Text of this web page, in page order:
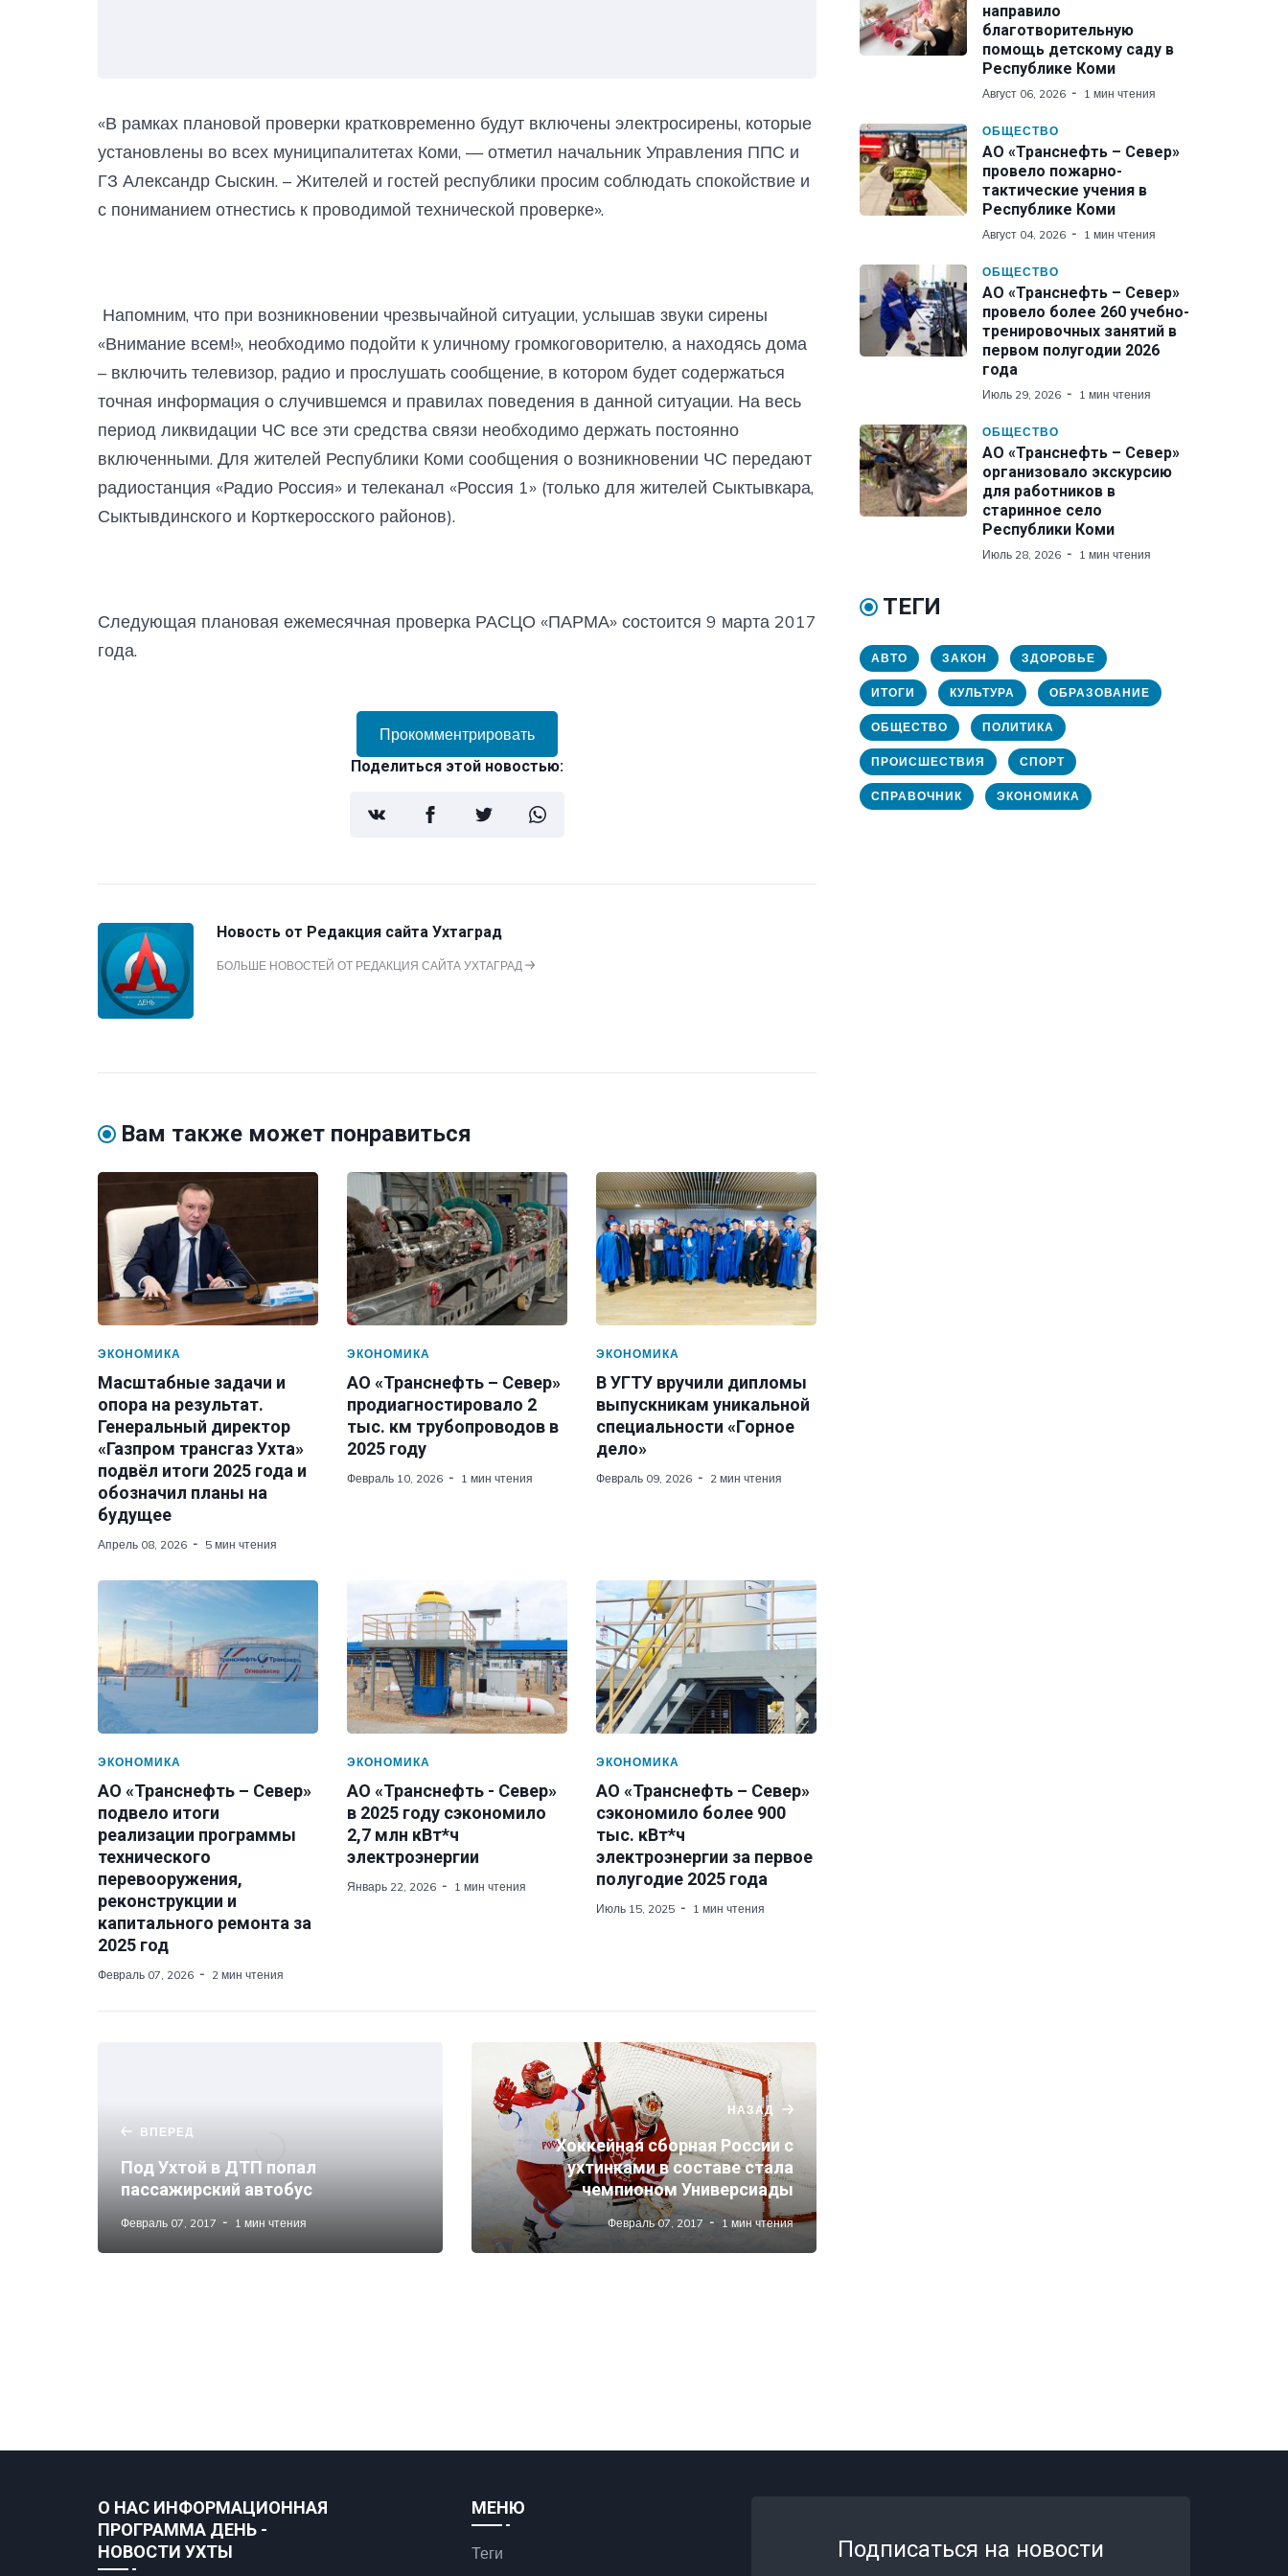
«В рамках плановой проверки кратковременно будут включены электросирены, которые
установлены во всех муниципалитетах Коми, — отметил начальник Управления ППС и
ГЗ Александр Сыскин. – Жителей и гостей республики просим соблюдать спокойствие и
с пониманием отнестись к проводимой технической проверке».
Напомним, что при возникновении чрезвычайной ситуации, услышав звуки сирены
«Внимание всем!», необходимо подойти к уличному громкоговорителю, а находясь дома
– включить телевизор, радио и прослушать сообщение, в котором будет содержаться
точная информация о случившемся и правилах поведения в данной ситуации. На весь
период ликвидации ЧС все эти средства связи необходимо держать постоянно
включенными. Для жителей Республики Коми сообщения о возникновении ЧС передают
радиостанция «Радио Россия» и телеканал «Россия 1» (только для жителей Сыктывкара,
Сыктывдинского и Корткеросского районов).
Следующая плановая ежемесячная проверка РАСЦО «ПАРМА» состоится 9 марта 2017
года.
Прокомментрировать
Поделиться этой новостью:
Новость от Редакция сайта Ухтаград
БОЛЬШЕ НОВОСТЕЙ ОТ РЕДАКЦИЯ САЙТА УХТАГРАД
Вам также может понравиться
ЭКОНОМИКА
Масштабные задачи и
опора на результат.
Генеральный директор
«Газпром трансгаз Ухта»
подвёл итоги 2025 года и
обозначил планы на
будущее
Апрель 08, 2026 5 мин чтения
ЭКОНОМИКА
АО «Транснефть – Север»
продиагностировало 2
тыс. км трубопроводов в
2025 году
Февраль 10, 2026 1 мин чтения
ЭКОНОМИКА
В УГТУ вручили дипломы
выпускникам уникальной
специальности «Горное
дело»
Февраль 09, 2026 2 мин чтения
ЭКОНОМИКА
АО «Транснефть – Север»
подвело итоги
реализации программы
технического
перевооружения,
реконструкции и
капитального ремонта за
2025 год
Февраль 07, 2026 2 мин чтения
ЭКОНОМИКА
АО «Транснефть - Север»
в 2025 году сэкономило
2,7 млн кВт*ч
электроэнергии
Январь 22, 2026 1 мин чтения
ЭКОНОМИКА
АО «Транснефть – Север»
сэкономило более 900
тыс. кВт*ч
электроэнергии за первое
полугодие 2025 года
Июль 15, 2025 1 мин чтения
ВПЕРЕД
Под Ухтой в ДТП попал
пассажирский автобус
Февраль 07, 2017 1 мин чтения
НАЗАД
Хоккейная сборная России с
ухтинками в составе стала
чемпионом Универсиады
Февраль 07, 2017 1 мин чтения
направило
благотворительную
помощь детскому саду в
Республике Коми
Август 06, 2026 1 мин чтения
ОБЩЕСТВО
АО «Транснефть – Север»
провело пожарно-
тактические учения в
Республике Коми
Август 04, 2026 1 мин чтения
ОБЩЕСТВО
АО «Транснефть – Север»
провело более 260 учебно-
тренировочных занятий в
первом полугодии 2026
года
Июль 29, 2026 1 мин чтения
ОБЩЕСТВО
АО «Транснефть – Север»
организовало экскурсию
для работников в
старинное село
Республики Коми
Июль 28, 2026 1 мин чтения
ТЕГИ
АВТО ЗАКОН ЗДОРОВЬЕ
ИТОГИ КУЛЬТУРА ОБРАЗОВАНИЕ
ОБЩЕСТВО ПОЛИТИКА
ПРОИСШЕСТВИЯ СПОРТ
СПРАВОЧНИК ЭКОНОМИКА
О НАС ИНФОРМАЦИОННАЯ
ПРОГРАММА ДЕНЬ -
НОВОСТИ УХТЫ
МЕНЮ
Теги
Подписаться на новости